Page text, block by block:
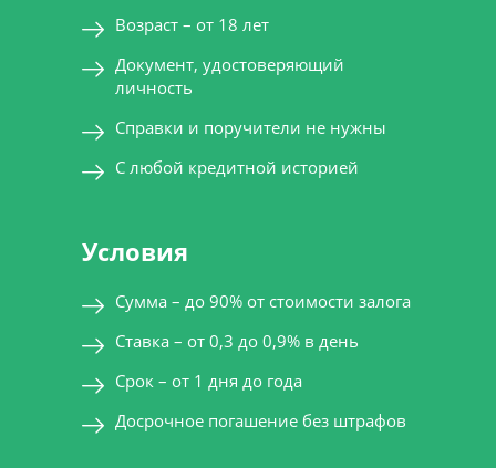
Возраст – от 18 лет
Документ, удостоверяющий
личность
Справки и поручители не нужны
С любой кредитной историей
Условия
Сумма – до 90% от стоимости залога
Ставка – от 0,3 до 0,9% в день
Срок – от 1 дня до года
Досрочное погашение без штрафов